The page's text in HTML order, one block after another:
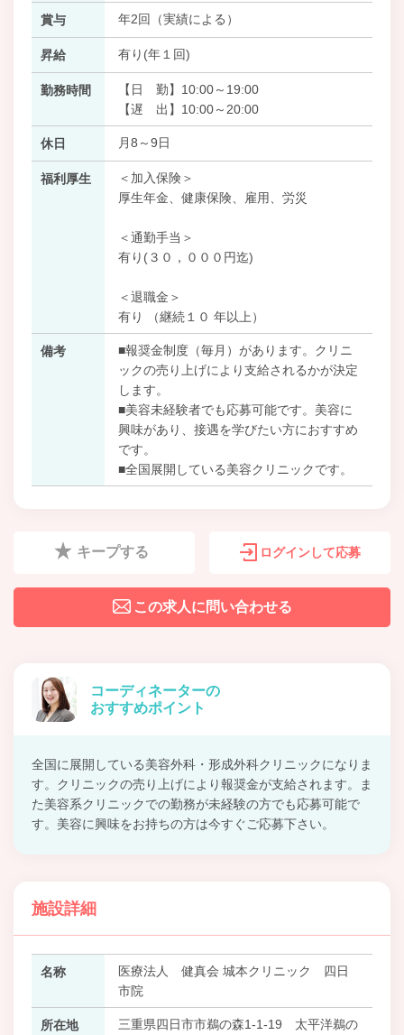
賞与 年2回（実績による）
昇給 有り(年１回)
勤務時間
【日 勤】10:00～19:00
【遅 出】10:00～20:00
休日 月8～9日
福利厚生
＜加入保険＞
厚生年金、健康保険、雇用、労災
＜通勤手当＞
有り(３０，０００円迄)
＜退職金＞
有り （継続１０ 年以上）
備考
■報奨金制度（毎月）があります。クリニ
ックの売り上げにより支給されるかが決定
します。
■美容未経験者でも応募可能です。美容に
興味があり、接遇を学びたい方におすすめ
です。
■全国展開している美容クリニックです。
キープする ログインして応募
この求人に問い合わせる
コーディネーターの
おすすめポイント
全国に展開している美容外科・形成外科クリニックになりま
す。クリニックの売り上げにより報奨金が支給されます。ま
た美容系クリニックでの勤務が未経験の方でも応募可能で
す。美容に興味をお持ちの方は今すぐご応募下さい。
施設詳細
名称
医療法人 健真会 城本クリニック 四日
市院
所在地
三重県四日市市鵜の森1-1-19 太平洋鵜の